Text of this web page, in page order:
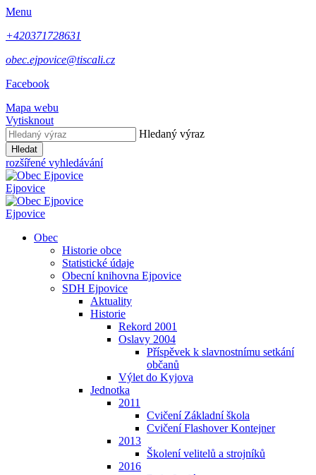
Menu
+420371728631
obec.ejpovice@tiscali.cz
Facebook
Mapa webu
Vytisknout
Hledaný výraz
Hledat
rozšířené vyhledávání
Ejpovice
Ejpovice
Obec
Historie obce
Statistické údaje
Obecní knihovna Ejpovice
SDH Ejpovice
Aktuality
Historie
Rekord 2001
Oslavy 2004
Příspěvek k slavnostnímu setkání
občanů
Výlet do Kyjova
Jednotka
2011
Cvičení Základní škola
Cvičení Flashover Kontejner
2013
Školení velitelů a strojníků
2016